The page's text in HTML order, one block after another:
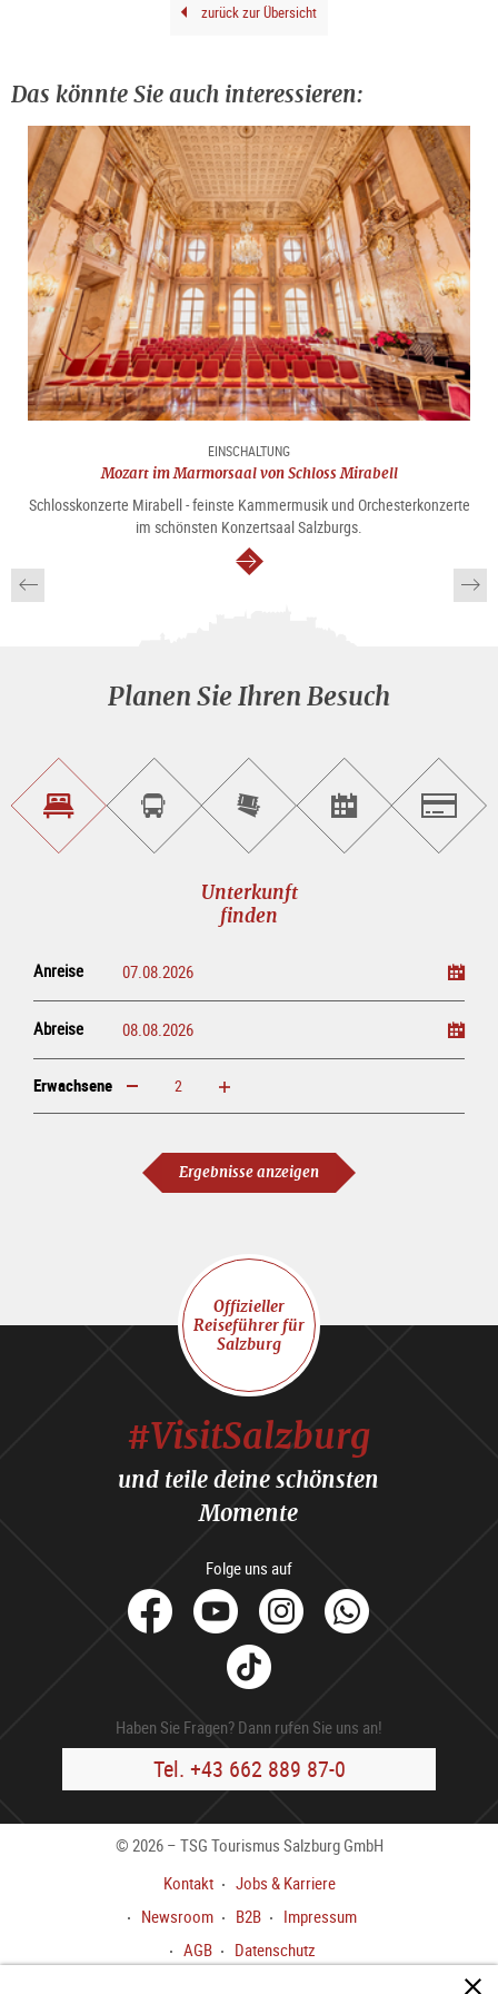
zurück zur Übersicht
Das könnte Sie auch interessieren:
EINSCHALTUNG
Mozart im Marmorsaal von Schloss Mirabell
Schlosskonzerte Mirabell - feinste Kammermusik und Orchesterkonzerte
im schönsten Konzertsaal Salzburgs.
weiter
Planen Sie Ihren Besuch
Unterkunft<br>findenSightseeing<br>Tour
buchen
Tickets
online<br>kaufen
Events<br>finden
Unterkunft
finden
Anreise
Abreise
Erwachsene erhöhen verringern
Ergebnisse anzeigen
Offizieller
Reiseführer für
Salzburg
#VisitSalzburg
und teile deine schönsten
Momente
Folge uns auf
facebook
YoutubeInstagram
Tik
Tok
Haben Sie Fragen? Dann rufen Sie uns an!
Tel. +43 662 889 87-0
© 2026 – TSG Tourismus Salzburg GmbH
Kontakt
Jobs & Karriere
Newsroom
B2B
Impressum
AGB
Datenschutz